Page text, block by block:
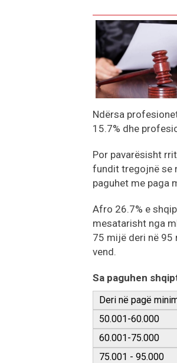
Ndërsa
15.7% dhe
Por pavarësisht
fundit tregojnë se
paguhet me paga
Afro 26.7% e
mesatarisht nga
75 mijë deri në 95
vend.
Sa paguhen
Deri në pagë
50.001-60.000
60.001-75.000
75.001 - 95.000